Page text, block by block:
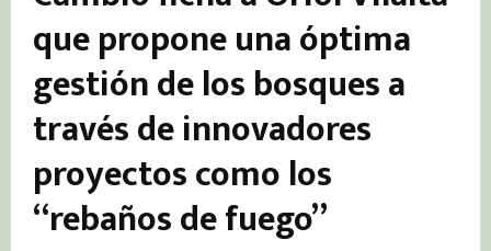
que propone una óptima
gestión de los bosques a
través de innovadores
proyectos como los
“rebaños de fuego”